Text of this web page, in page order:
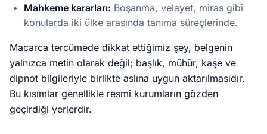
Mahkeme kararları: Boşanma, velayet, miras gibi
konularda iki ülke arasında tanıma süreçlerinde.
Macarca tercümede dikkat ettiğimiz şey, belgenin
yalnızca metin olarak değil; başlık, mühür, kaşe ve
dipnot bilgileriyle birlikte aslına uygun aktarılmasıdır.
Bu kısımlar genellikle resmi kurumların gözden
geçirdiği yerlerdir.